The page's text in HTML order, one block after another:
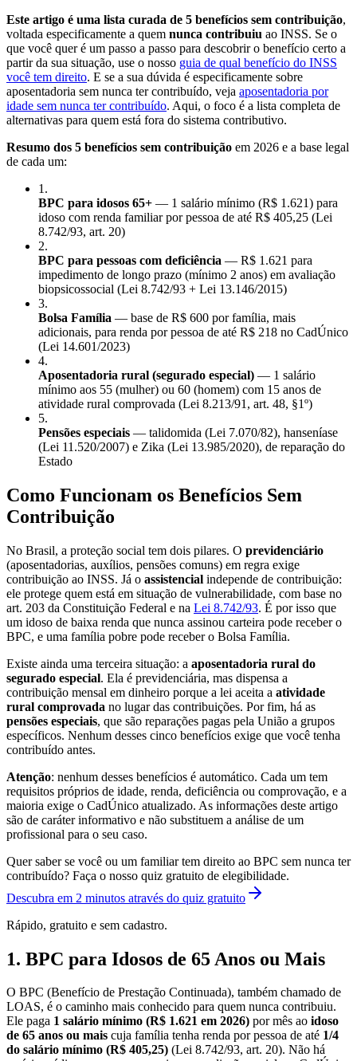
Este artigo é uma lista curada de 5 benefícios sem contribuição,
voltada especificamente a quem nunca contribuiu ao INSS. Se o
que você quer é um passo a passo para descobrir o benefício certo a
partir da sua situação, use o nosso guia de qual benefício do INSS
você tem direito. E se a sua dúvida é especificamente sobre
aposentadoria sem nunca ter contribuído, veja aposentadoria por
idade sem nunca ter contribuído. Aqui, o foco é a lista completa de
alternativas para quem está fora do sistema contributivo.
Resumo dos 5 benefícios sem contribuição em 2026 e a base legal
de cada um:
1 .
BPC para idosos 65+ — 1 salário mínimo (R$ 1.621) para
idoso com renda familiar por pessoa de até R$ 405,25 (Lei
8.742/93, art. 20)
2.
BPC para pessoas com deficiência — R$ 1.621 para
impedimento de longo prazo (mínimo 2 anos) em avaliação
biopsicossocial (Lei 8.742/93 + Lei 13.146/2015)
3.
Bolsa Família — base de R$ 600 por família, mais
adicionais, para renda por pessoa de até R$ 218 no CadÚnico
(Lei 14.601/2023)
4.
Aposentadoria rural (segurado especial) — 1 salário
mínimo aos 55 (mulher) ou 60 (homem) com 15 anos de
atividade rural comprovada (Lei 8.213/91, art. 48, §1º)
5.
Pensões especiais — talidomida (Lei 7.070/82), hanseníase
(Lei 11.520/2007) e Zika (Lei 13.985/2020), de reparação do
Estado
Como Funcionam os Benefícios Sem
Contribuição
No Brasil, a proteção social tem dois pilares. O previdenciário
(aposentadorias, auxílios, pensões comuns) em regra exige
contribuição ao INSS. Já o assistencial independe de contribuição:
ele protege quem está em situação de vulnerabilidade, com base no
art. 203 da Constituição Federal e na Lei 8.742/93. É por isso que
um idoso de baixa renda que nunca assinou carteira pode receber o
BPC, e uma família pobre pode receber o Bolsa Família.
Existe ainda uma terceira situação: a aposentadoria rural do
segurado especial. Ela é previdenciária, mas dispensa a
contribuição mensal em dinheiro porque a lei aceita a atividade
rural comprovada no lugar das contribuições. Por fim, há as
pensões especiais, que são reparações pagas pela União a grupos
específicos. Nenhum desses cinco benefícios exige que você tenha
contribuído antes.
Atenção: nenhum desses benefícios é automático. Cada um tem
requisitos próprios de idade, renda, deficiência ou comprovação, e a
maioria exige o CadÚnico atualizado. As informações deste artigo
são de caráter informativo e não substituem a análise de um
profissional para o seu caso.
Quer saber se você ou um familiar tem direito ao BPC sem nunca ter
contribuído? Faça o nosso quiz gratuito de elegibilidade.
Descubra em 2 minutos através do quiz gratuito
Rápido, gratuito e sem cadastro.
1. BPC para Idosos de 65 Anos ou Mais
O BPC (Benefício de Prestação Continuada), também chamado de
LOAS, é o caminho mais conhecido para quem nunca contribuiu.
Ele paga 1 salário mínimo (R$ 1.621 em 2026) por mês ao idoso
de 65 anos ou mais cuja família tenha renda por pessoa de até 1/4
do salário mínimo (R$ 405,25) (Lei 8.742/93, art. 20). Não há